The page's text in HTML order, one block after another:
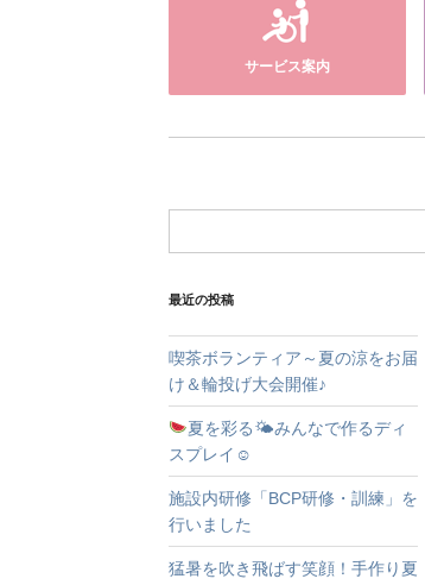
サービス案内
最近の投稿
喫茶ボランティア～夏の涼をお届
け＆輪投げ大会開催♪
夏を彩る🌤みんなで作るディ
スプレイ☺
施設内研修「BCP研修・訓練」を
行いました
猛暑を吹き飛ばす笑顔！手作り夏